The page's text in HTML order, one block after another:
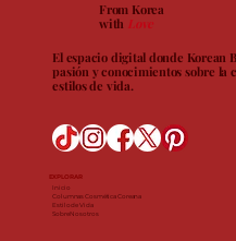
From Korea
with Love
El espacio digital donde Korean
pasión y conocimientos sobre la
estilos de vida.
Inicio
ColumnasCosmética Coreana
Estilo de Vida
Sobre Nosotros
EXPLORAR